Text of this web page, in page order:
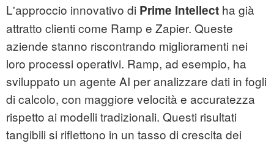
L'approccio innovativo di Prime Intellect ha già
attratto clienti come Ramp e Zapier. Queste
aziende stanno riscontrando miglioramenti nei
loro processi operativi. Ramp, ad esempio, ha
sviluppato un agente AI per analizzare dati in fogli
di calcolo, con maggiore velocità e accuratezza
rispetto ai modelli tradizionali. Questi risultati
tangibili si riflettono in un tasso di crescita dei